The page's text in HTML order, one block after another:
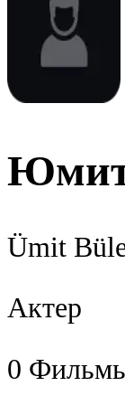
Юмит
Ümit
Актер
0